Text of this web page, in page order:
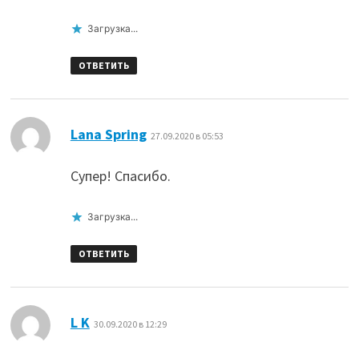
Загрузка...
ОТВЕТИТЬ
Lana Spring: 27.09.2020 в 05:53
Супер! Спасибо.
Загрузка...
ОТВЕТИТЬ
L K 30.09.2020 в 12:29